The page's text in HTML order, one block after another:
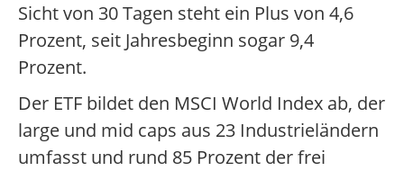
Sicht von 30 Tagen steht ein Plus von 4,6
Prozent, seit Jahresbeginn sogar 9,4
Prozent.
Der ETF bildet den MSCI World Index ab, der
large und mid caps aus 23 Industrieländern
umfasst und rund 85 Prozent der frei